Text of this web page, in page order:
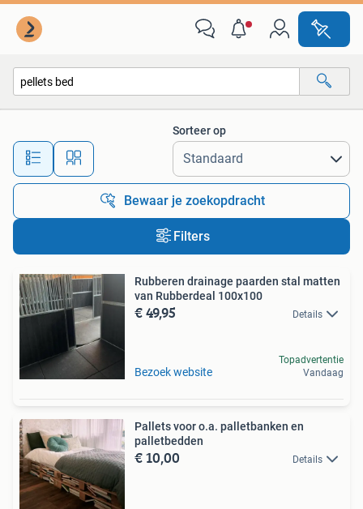
Alle afstanden…
Sorteer op
Bewaar je zoekopdracht
Filters
Rubberen drainage paarden stal matten
van Rubberdeal 100x100
€ 49,95 Details
Bezoek website
Topadvertentie
Vandaag
Pallets voor o.a. palletbanken en
palletbedden
€ 10,00 Details